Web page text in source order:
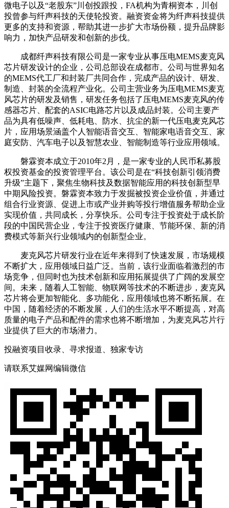
微电子以及“老股东”川创投跟投，FA机构为青桐资本，川创
投曾参与纤声科技的天使轮投资。融资资金将为纤声科技提供
更多的支持和资源，帮助其进一步扩大市场份额，提升品牌影
响力，加快产品研发和创新的步伐。
成都纤声科技有限公司是一家专业从事压电MEMS麦克风
芯片研发设计的企业，公司总部设在成都市。公司与世界知名
的MEMS代工厂和封装厂共同合作，完成产品的设计、研发、
制造、封装的全流程产业化。公司主营业务为压电MEMS麦克
风芯片的研发及销售，研发任务包括了压电MEMS麦克风的传
感器芯片、配套的ASIC电路芯片以及成品封装。公司主要产
品为具有低噪声、低耗电、防水、抗尘的新一代压电麦克风芯
片，应用场景涵盖个人智能语音交互、智能家电语音交互、家
庭安防、汽车电子以及智慧农业、智能制造等行业应用领域。
磐霖资本成立于2010年2月，是一家专业的人民币私募股
权投资基金的投资管理平台。该公司是在“科技创新引领消费
升级”主题下，聚焦生物科技及数据智能应用的科技创新型早
中期风险投资。磐霖资本致力于发掘被投资企业价值，并通过
组合行业资源、促进上市或产业并购等投行增值服务帮助企业
实现价值，共同成长，分享快乐。公司专注于投资处于成长阶
段的中国民营企业，专注于投资医疗健康、节能环保、新的消
费模式等新兴行业领域内的创新型企业。
麦克风芯片研发行业在近年来得到了快速发展，市场规模
不断扩大，应用领域日益广泛。当前，该行业面临着激烈的市
场竞争，但同时也为技术创新和应用拓展提供了广阔的发展空
间。未来，随着人工智能、物联网等技术的不断进步，麦克风
芯片将会更加智能化、多功能化，应用领域也将不断拓展。在
中国，随着经济的不断发展，人们的生活水平不断提高，对高
质量的电子产品和配件的需求也将不断增加，为麦克风芯片行
业提供了巨大的市场潜力。
投融资项目收录、寻求报道、独家专访
请联系艾媒网编辑微信